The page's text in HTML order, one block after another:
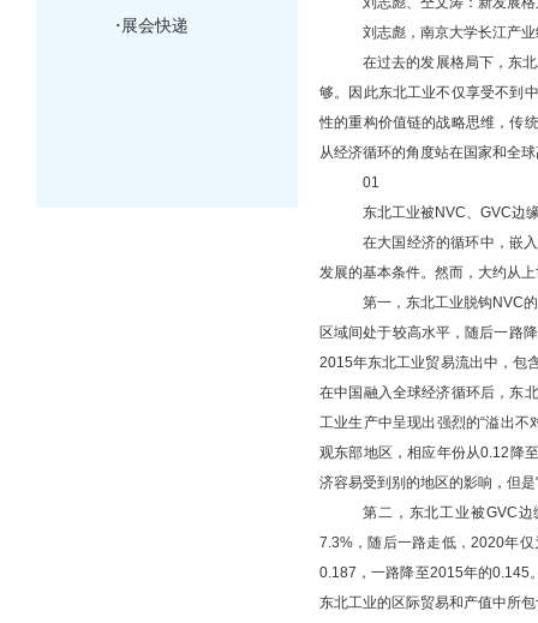
·展会快递
刘志彪，南京大学长江产
在过去的发展格局下，东
够。因此东北工业不仅享受不到
性的重构价值链的战略思维，传
从经济循环的角度站在国家和全
01
东北工业被NVC、GVC边
在大国经济的循环中，嵌
发展的基本条件。然而，大约从
第一，东北工业脱钩 NVC
区域间处于较高水平，随后一路
2015年东北工业贸易流出中，包
在中国融入全球经济循环后，东
工业生产中呈现出强烈的“溢出不
观东部地区，相应年份从0.12降
济容易受到别的地区的影响，但
第二，东北工业被GVC
7.3%，随后一路走低，2020年
0.187，一路降至2015年的0.145
东北工业的区际贸易和产值中所